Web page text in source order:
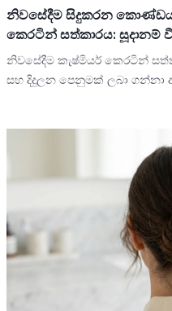
නිවසේදීම සිදුකරන කොණ්ඩය
කෙරටින් සත්කාරය: සූදානම්
නිවසේදීම කැෂ්මියර් කෙරටින්
සහ දිදුලන පෙනුමක් ලබා ගන්නා